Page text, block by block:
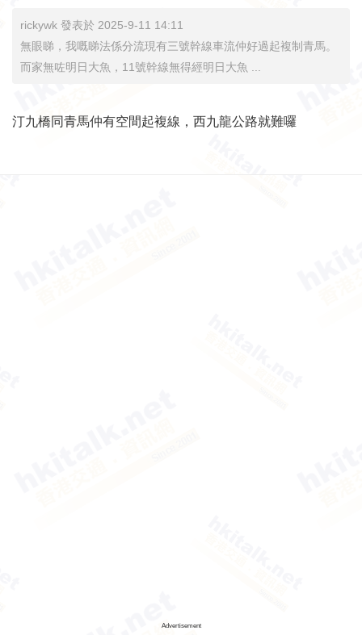
rickywk 發表於 2025-9-11 14:11
無眼睇，我嘅睇法係分流現有三號幹線車流仲好過起複制青馬。
而家無咗明日大魚，11號幹線無得經明日大魚 ...
汀九橋同青馬仲有空間起複線，西九龍公路就難囉
Advertisement